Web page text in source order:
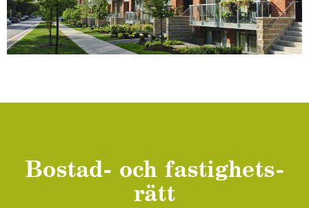
Bostad- och fas­tig­hets­
rätt